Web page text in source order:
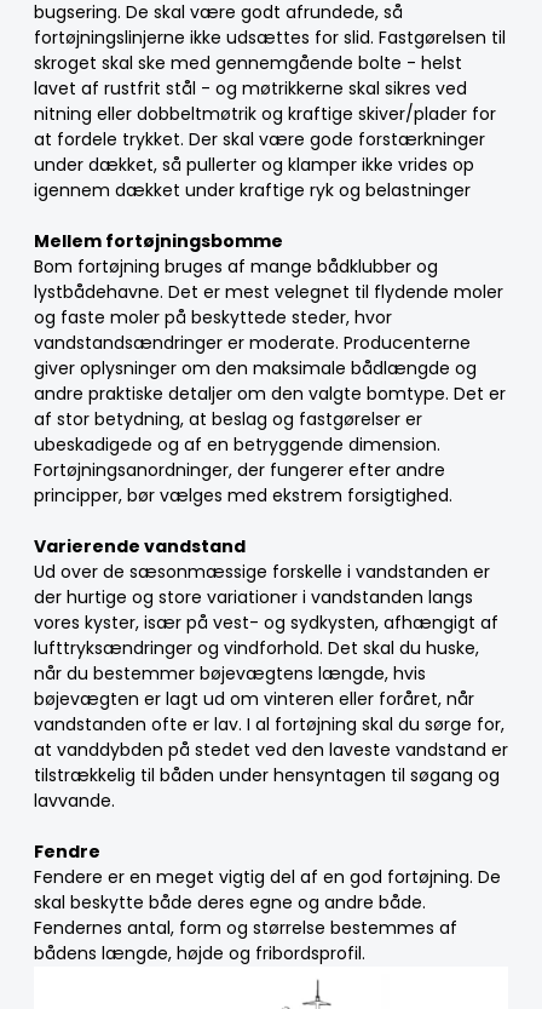
bugsering. De skal være godt afrundede, så
fortøjningslinjerne ikke udsættes for slid. Fastgørelsen til
skroget skal ske med gennemgående bolte - helst
lavet af rustfrit stål - og møtrikkerne skal sikres ved
nitning eller dobbeltmøtrik og kraftige skiver/plader for
at fordele trykket. Der skal være gode forstærkninger
under dækket, så pullerter og klamper ikke vrides op
igennem dækket under kraftige ryk og belastninger
Mellem fortøjningsbomme
Bom fortøjning bruges af mange bådklubber og
lystbådehavne. Det er mest velegnet til flydende moler
og faste moler på beskyttede steder, hvor
vandstandsændringer er moderate. Producenterne
giver oplysninger om den maksimale bådlængde og
andre praktiske detaljer om den valgte bomtype. Det er
af stor betydning, at beslag og fastgørelser er
ubeskadigede og af en betryggende dimension.
Fortøjningsanordninger, der fungerer efter andre
principper, bør vælges med ekstrem forsigtighed.
Varierende vandstand
Ud over de sæsonmæssige forskelle i vandstanden er
der hurtige og store variationer i vandstanden langs
vores kyster, især på vest- og sydkysten, afhængigt af
lufttryksændringer og vindforhold. Det skal du huske,
når du bestemmer bøjevægtens længde, hvis
bøjevægten er lagt ud om vinteren eller foråret, når
vandstanden ofte er lav. I al fortøjning skal du sørge for,
at vanddybden på stedet ved den laveste vandstand er
tilstrækkelig til båden under hensyntagen til søgang og
lavvande.
Fendre
Fendere er en meget vigtig del af en god fortøjning. De
skal beskytte både deres egne og andre både.
Fendernes antal, form og størrelse bestemmes af
bådens længde, højde og fribordsprofil.